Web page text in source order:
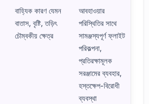
বাহ্যিক কারণ যেমন
বাতাস, বৃষ্টি, তড়িৎ
চৌম্বকীয় ক্ষেত্র
আবহাওয়ার
পরিস্থিতির সাথে
সামঞ্জস্যপূর্ণ ফ্লাইট
পরিকল্পনা,
প্রতিরক্ষামূলক
সরঞ্জামের ব্যবহার,
হস্তক্ষেপ-বিরোধী
ব্যবস্থা